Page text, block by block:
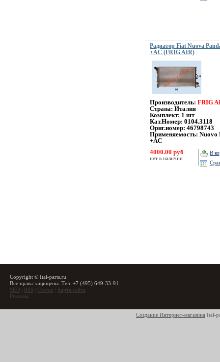
Радиатор Fiat Nuova
+AC (FRIG AIR)
Производитель: FRIG
Страна: Италия
Комплект: 1 шт
Кат.Номер: 0104.3118
Ориг.номер: 46798743
Применяемость: Nuovo
+AC
4000.00 руб
нет в наличии
В
Copyright © Ital-parts.ru
Все права защищены. Тел. +7 (495) 649-33-91
SEO
RSS Статьи
Карта сайта
Реклама:
Создание Интернет-магазина Ital-